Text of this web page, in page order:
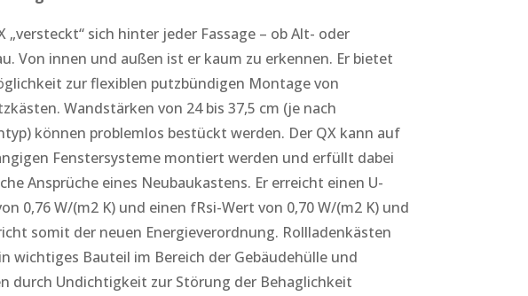
„versteckt“ sich hinter jeder Fassage – ob Alt- oder
Von innen und außen ist er kaum zu erkennen. Er bietet
zur flexiblen putzbündigen Montage von
Wandstärken von 24 bis 37,5 cm (je nach
können problemlos bestückt werden. Der QX kann auf
Fenstersysteme montiert werden und erfüllt dabei
Ansprüche eines Neubaukastens. Er erreicht einen U-
0,76 W/(m2 K) und einen fRsi-Wert von 0,70 W/(m2 K) und
somit der neuen Energieverordnung. Rollladenkästen
wichtiges Bauteil im Bereich der Gebäudehülle und
durch Undichtigkeit zur Störung der Behaglichkeit